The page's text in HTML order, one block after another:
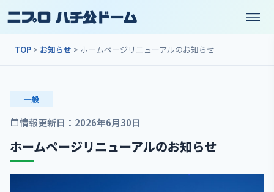
TOP > お知らせ > ホームページリニューアルのお知らせ
一般
情報更新日：2026年6月30日
ホームページリニューアルのお知らせ